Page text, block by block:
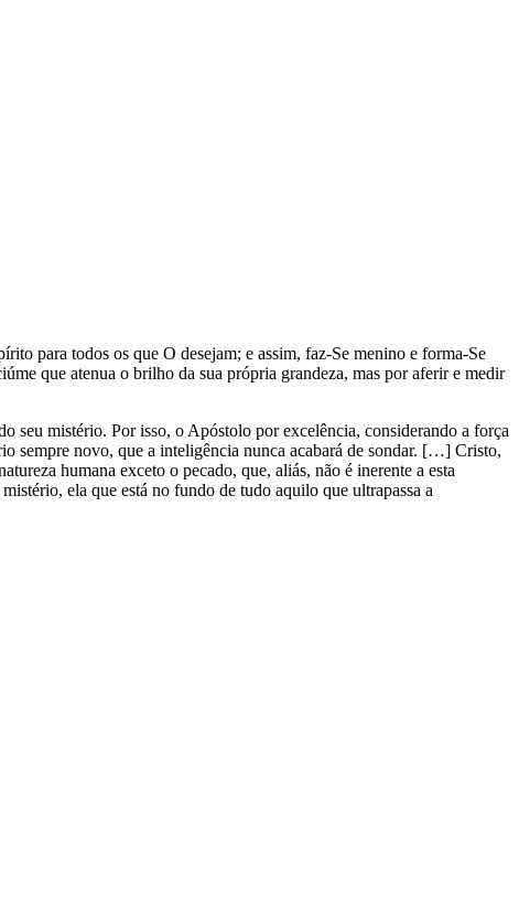
para todos os que O desejam; e assim, faz-Se menino e forma-Se
que atenua o brilho da sua própria grandeza, mas por aferir e medir
seu mistério. Por isso, o Apóstolo por excelência, considerando a força
sempre novo, que a inteligência nunca acabará de sondar. […] Cristo,
humana exceto o pecado, que, aliás, não é inerente a esta
ela que está no fundo de tudo aquilo que ultrapassa a